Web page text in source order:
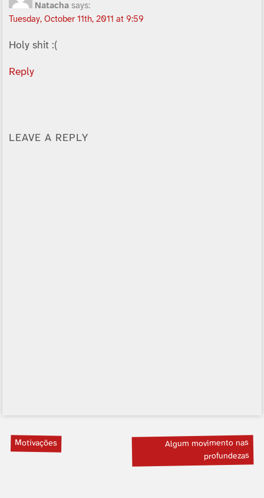
Natacha says:
Tuesday, October 11th, 2011 at 9:59
Holy shit :(
Reply
LEAVE A REPLY
Motivações Algum movimento nas
profundezas